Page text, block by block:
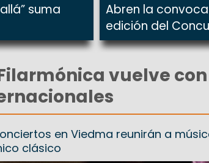
suma
Abren la
edición del
vuelve
en Viedma reunirán a
clásico